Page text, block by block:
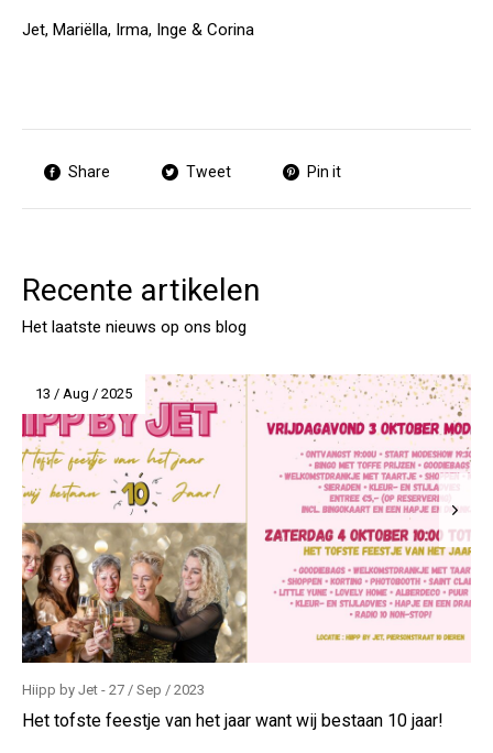
Jet, Mariëlla, Irma, Inge & Corina
Share Tweet Pin it
Recente artikelen
Het laatste nieuws op ons blog
13 / Aug / 2025
Hiipp by Jet - 27 / Sep / 2023
Het tofste feestje van het jaar want wij bestaan 10 jaar!